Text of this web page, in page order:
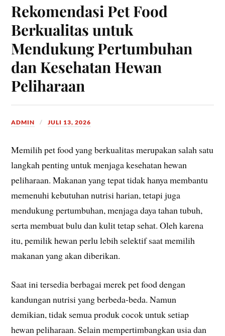
Rekomendasi Pet Food
Berkualitas untuk
Mendukung Pertumbuhan
dan Kesehatan Hewan
Peliharaan
ADMIN JULI 13, 2026
Memilih pet food yang berkualitas merupakan salah satu
langkah penting untuk menjaga kesehatan hewan
peliharaan. Makanan yang tepat tidak hanya membantu
memenuhi kebutuhan nutrisi harian, tetapi juga
mendukung pertumbuhan, menjaga daya tahan tubuh,
serta membuat bulu dan kulit tetap sehat. Oleh karena
itu, pemilik hewan perlu lebih selektif saat memilih
makanan yang akan diberikan.
Saat ini tersedia berbagai merek pet food dengan
kandungan nutrisi yang berbeda-beda. Namun
demikian, tidak semua produk cocok untuk setiap
hewan peliharaan. Selain mempertimbangkan usia dan